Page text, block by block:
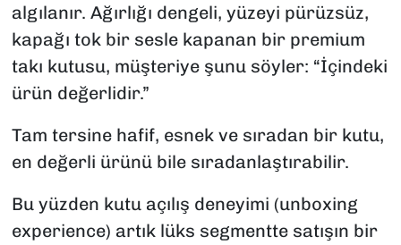
algılanır. Ağırlığı dengeli, yüzeyi pürüzsüz,
kapağı tok bir sesle kapanan bir premium
takı kutusu, müşteriye şunu söyler: “İçindeki
ürün değerlidir.”
Tam tersine hafif, esnek ve sıradan bir kutu,
en değerli ürünü bile sıradanlaştırabilir.
Bu yüzden kutu açılış deneyimi (unboxing
experience) artık lüks segmentte satışın bir